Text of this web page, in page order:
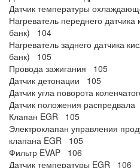
Датчик температуры
Нагреватель переднего
банк) 104
Нагреватель заднего датчика
банк) 105
Провода зажигания 105
Датчик детонации 105
Датчик угла поворота
Датчик положения
Клапан EGR 105
Электроклапан управления
клапана EGR 105
Фильтр EVAP 106
Датчик температуры EGR 106